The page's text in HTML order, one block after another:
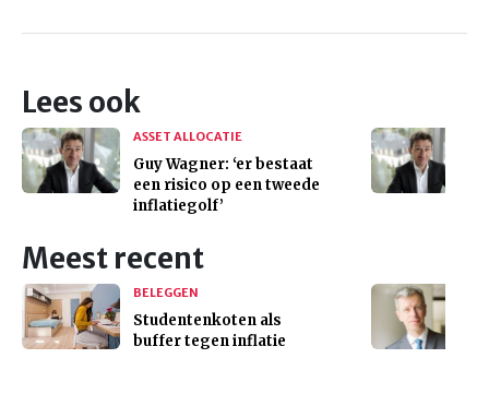
Lees ook
ASSET ALLOCATIE
Guy Wagner: ‘er bestaat
een risico op een tweede
inflatiegolf’
Meest recent
BELEGGEN
Studentenkoten als
buffer tegen inflatie